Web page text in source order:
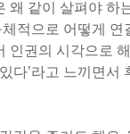
같이 살펴야 하
적으로 어떻게 연
인권의 시각으로
다’라고 느끼면서